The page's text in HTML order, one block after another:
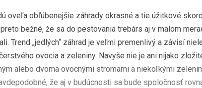
oveľa obľúbenejšie záhrady okrasné a tie úžitkové
bežné, že sa do pestovania trebárs aj v malom
Trend „jedlých“ záhrad je veľmi premenlivý a závisí
ovocia a zeleniny. Navyše nie je ani nijako
alebo dvoma ovocnými stromami a niekoľkými
že aj v budúcnosti sa bude spoločnosť